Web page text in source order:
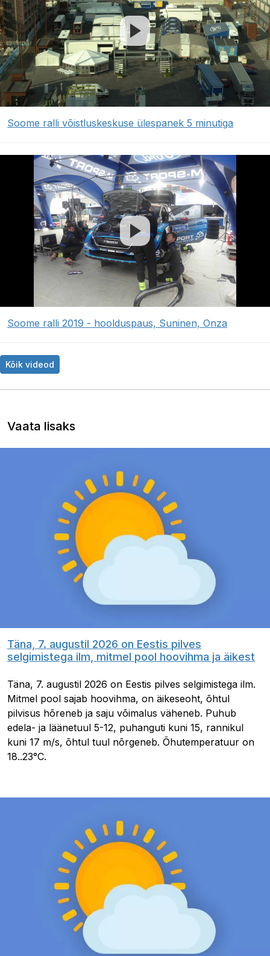
Soome ralli võistluskeskuse ülespanek 5 minutiga
Soome ralli 2019 - hoolduspaus, Suninen, Onza
Kõik videod
Vaata lisaks
Täna, 7. augustil 2026 on Eestis pilves
selgimistega ilm, mitmel pool hoovihma ja äikest
Täna, 7. augustil 2026 on Eestis pilves selgimistega ilm.
Mitmel pool sajab hoovihma, on äikeseoht, õhtul
pilvisus hõreneb ja saju võimalus väheneb. Puhub
edela- ja läänetuul 5-12, puhanguti kuni 15, rannikul
kuni 17 m/s, õhtul tuul nõrgeneb. Õhutemperatuur on
18..23°C.